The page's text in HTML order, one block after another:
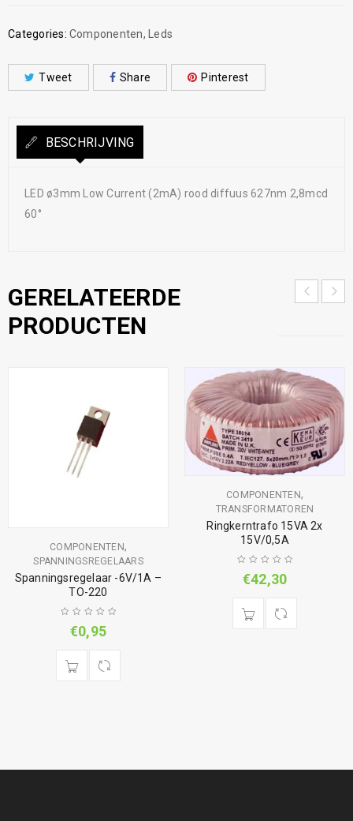
Categories: Componenten, Leds
Tweet Share Pinterest
BESCHRIJVING
LED ø3mm Low Current (2mA) rood diffuus 627nm 2,8mcd
60°
GERELATEERDE
PRODUCTEN
COMPONENTEN,
SPANNINGSREGELAARS
Spanningsregelaar -6V/1A –
TO-220
€0,95
COMPONENTEN,
TRANSFORMATOREN
Ringkerntrafo 15VA 2x
15V/0,5A
€42,30